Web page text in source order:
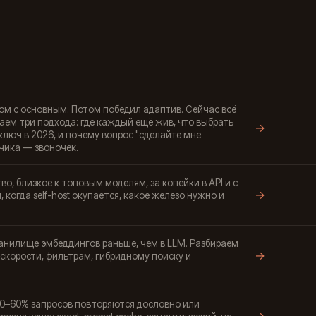
с основным. Потом победил адаптив. Сейчас всё
три подхода: где каждый ещё жив, что выбрать
в 2026, и почему вопрос "сделайте мне
— звоночек.
→
близкое к топовым моделям, за копейки в API и с
self-host окупается, какое железо нужно и
→
эмбеддингов раньше, чем в LLM. Разбираем
фильтрам, гибридному поиску и
→
запросов повторяются дословно или